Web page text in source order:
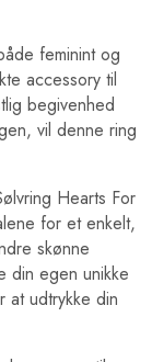
feminint og
accessory til
begivenhed
vil denne ring
Hearts For
for et enkelt,
skønne
din egen unikke
at udtrykke din